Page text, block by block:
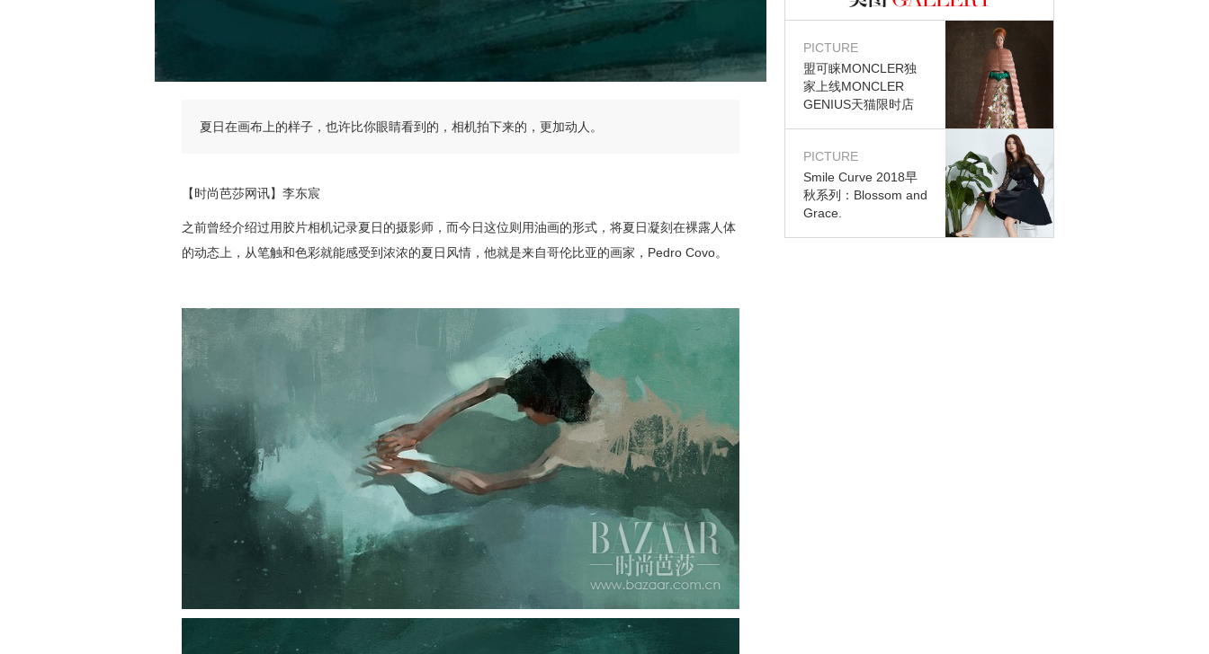
夏日在画布上的样子，也许比你眼睛看到的，相机拍下来的，更加动人。
【时尚芭莎网讯】李东宸
之前曾经介绍过用胶片相机记录夏日的摄影师，而今日这位则用油画的形式，将夏日凝刻在裸露人体
的动态上，从笔触和色彩就能感受到浓浓的夏日风情，他就是来自哥伦比亚的画家，Pedro Covo。
图库
PICTURE
盟可睐MONCLER独
家上线MONCLER
GENIUS天猫限时店
PICTURE
Smile Curve 2018早
秋系列：Blossom and
Grace.